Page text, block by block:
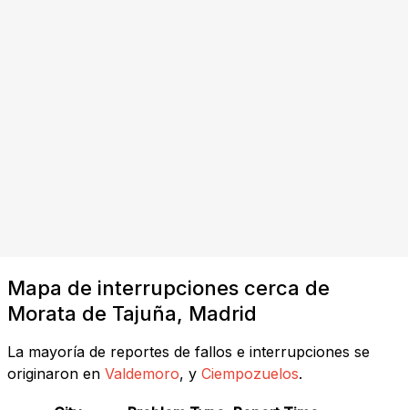
Mapa de interrupciones cerca de
Morata de Tajuña, Madrid
La mayoría de reportes de fallos e interrupciones se
originaron en Valdemoro, y Ciempozuelos.